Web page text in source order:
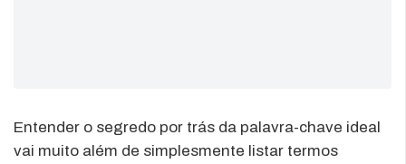
Entender o segredo por trás da palavra-chave ideal
vai muito além de simplesmente listar termos